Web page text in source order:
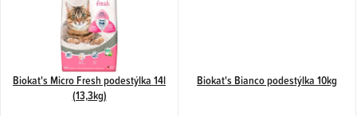
Biokat's Micro Fresh podestýlka 14l
(13,3kg)
Biokat's Bianco podestýlka 10kg